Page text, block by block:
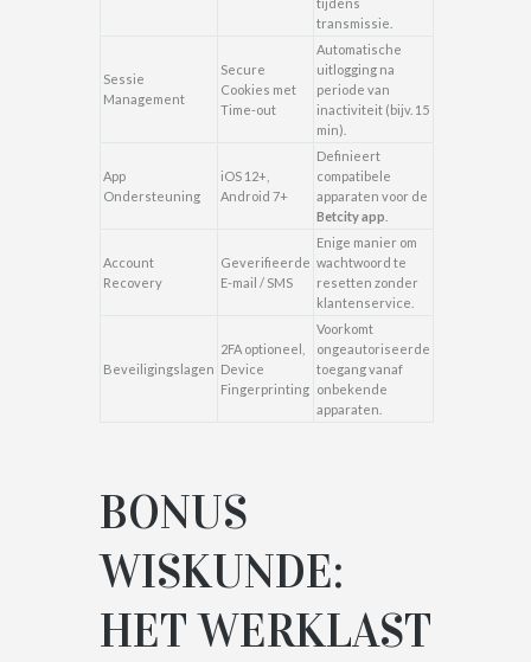
transmissie.
Sessie
Management
Secure
Cookies met
Time-out
Automatische
uitlogging na
periode van
inactiviteit (bijv. 15
min).
App
Ondersteuning
iOS 12+,
Android 7+
Definieert
compatibele
apparaten voor de
Betcity app
Account
Recovery
Geverifieerde
E-mail / SMS
Enige manier om
wachtwoord te
resetten zonder
klantenservice.
Beveiligingslagen
2FA optioneel,
Device
Fingerprinting
Voorkomt
ongeautoriseerde
toegang vanaf
onbekende
apparaten.
BONUS
WISKUNDE:
HET WERKLAST